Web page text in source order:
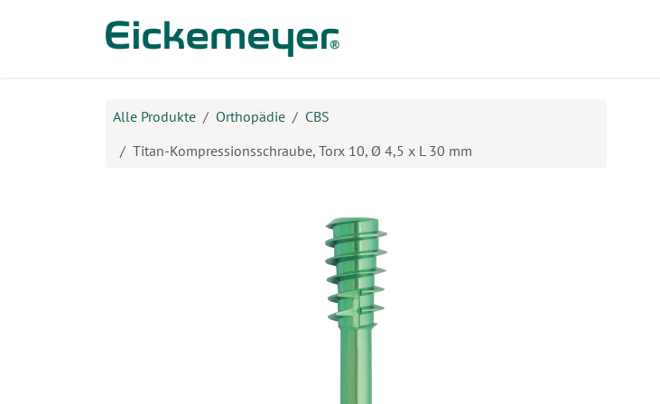
Alle Produkte Orthopädie
CBS
Titan-Kompressionsschraube, Torx 10, Ø 4,5 x L 30 mm